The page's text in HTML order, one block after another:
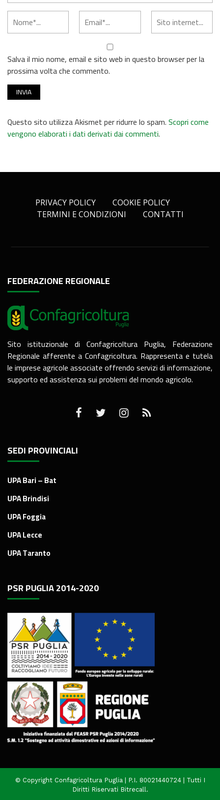
Salva il mio nome, email e sito web in questo browser per la
prossima volta che commento.
Questo sito utilizza Akismet per ridurre lo spam.Scopri come
vengono elaborati i dati derivati dai commenti.
PRIVACY POLICY
COOKIE POLICY
TERMINI E CONDIZIONI
CONTATTI
FEDERAZIONE REGIONALE
Sito istituzionale di Confagricoltura Puglia, Federazione
Regionale afferente a Confagricoltura. Rappresenta e tutela
le imprese agricole associate offrendo servizi di informazione,
supporto ed assistenza sui problemi del mondo agricolo.
SEDI PROVINCIALI
UPA Bari – Bat
UPA Brindisi
UPA Foggia
UPA Lecce
UPA Taranto
PSR PUGLIA 2014-2020
© Copyright Confagricoltura Puglia | P.I. 80021440724 | Tutti I
Diritti Riservati Bitrecall.